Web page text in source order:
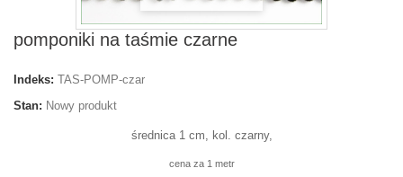
pomponiki na taśmie czarne
Indeks: TAS-POMP-czar
Stan: Nowy produkt
średnica 1 cm, kol. czarny,
cena za 1 metr